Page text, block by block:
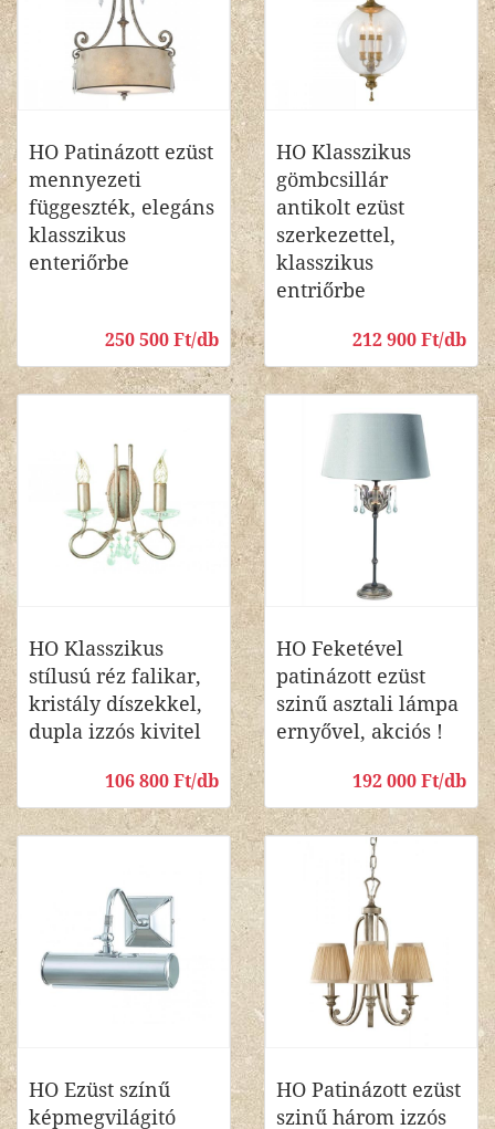
HO Patinázott ezüst
mennyezeti
függeszték, elegáns
klasszikus
enteriőrbe
250 500 Ft/db
HO Klasszikus
gömbcsillár
antikolt ezüst
szerkezettel,
klasszikus
entriőrbe
212 900 Ft/db
HO Klasszikus
stílusú réz falikar,
kristály díszekkel,
dupla izzós kivitel
106 800 Ft/db
HO Feketével
patinázott ezüst
szinű asztali lámpa
ernyővel, akciós !
192 000 Ft/db
HO Ezüst színű
képmegvilágitó
HO Patinázott ezüst
szinű három izzós